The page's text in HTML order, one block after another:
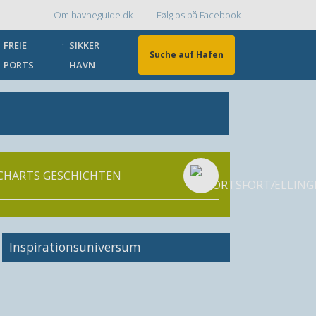
Topmenu
Om havneguide.dk Følg os på Facebook
FREIE
PORTS
SIKKER
HAVN
Suche auf Hafen
GESCHICHTEN
Inspirationsuniversum